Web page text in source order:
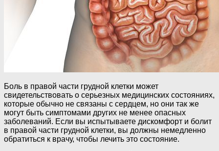
Боль в правой части грудной клетки может
свидетельствовать о серьезных медицинских состояниях,
которые обычно не связаны с сердцем, но они так же
могут быть симптомами других не менее опасных
заболеваний. Если вы испытываете дискомфорт и болит
в правой части грудной клетки, вы должны немедленно
обратиться к врачу, чтобы лечить это состояние.